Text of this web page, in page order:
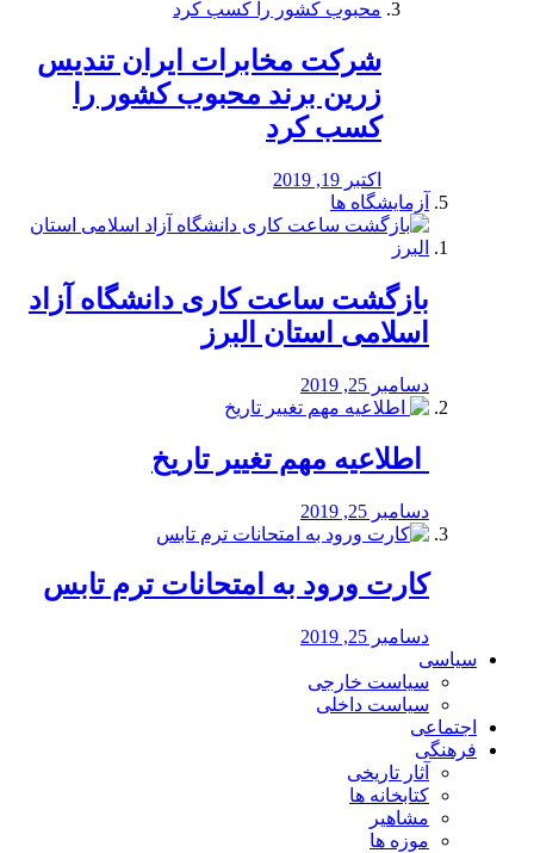
شرکت مخابرات ایران تندیس
زرین برند محبوب کشور را
کسب کرد
اکتبر 19, 2019
آزمایشگاه ها
بازگشت ساعت کاری دانشگاه آزاد
اسلامی استان البرز
دسامبر 25, 2019
️ اطلاعیه مهم تغییر تاریخ
دسامبر 25, 2019
کارت ورود به امتحانات ترم تابس
دسامبر 25, 2019
سیاسی
سیاست خارجی
سیاست داخلی
اجتماعی
فرهنگی
آثار تاریخی
کتابخانه ها
مشاهیر
موزه ها